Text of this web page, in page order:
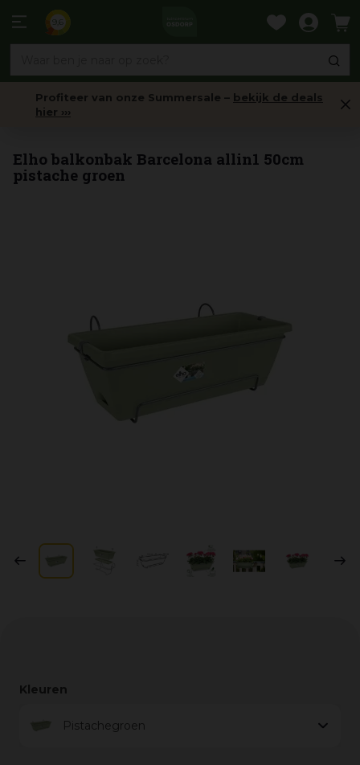
naar
Profiteer van onze Summersale – bekijk de deals
hier ›››
Elho balkonbak Barcelona allin1 50cm
pistache groen
Kleuren
Pistachegroen